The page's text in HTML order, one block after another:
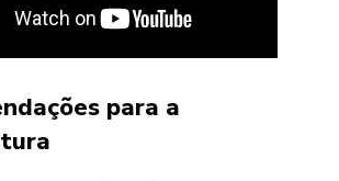
para a